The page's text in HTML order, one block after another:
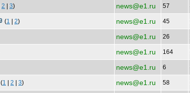
2 3) news@e1.ru 57
(1 2) news@e1.ru 45
news@e1.ru 26
news@e1.ru 164
news@e1.ru 6
(1 2 3) news@e1.ru 58